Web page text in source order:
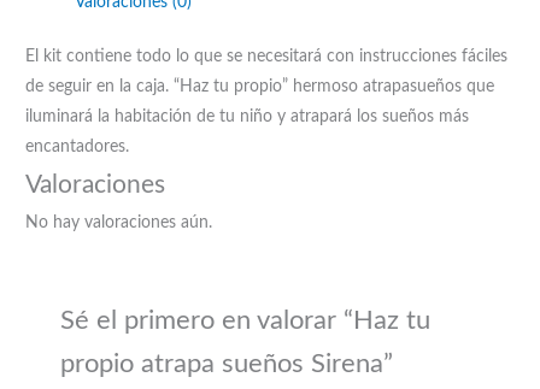
El kit contiene todo lo que se necesitará con instrucciones fáciles
de seguir en la caja. “Haz tu propio” hermoso atrapasueños que
iluminará la habitación de tu niño y atrapará los sueños más
encantadores.
Valoraciones
No hay valoraciones aún.
Sé el primero en valorar “Haz tu
propio atrapa sueños Sirena”